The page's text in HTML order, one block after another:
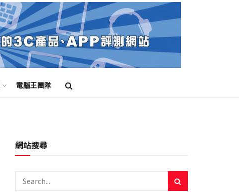
電腦王團隊
網站搜尋